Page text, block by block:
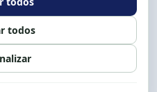
Fale conosco